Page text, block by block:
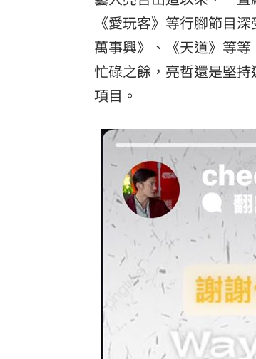
8國球員齊聚高雄 Formosa
理想混蛋號召粉絲跨海追星
《愛玩客》等行腳節目
萬事興》、《天道》等
忙碌之餘，亮哲還是堅
項目。